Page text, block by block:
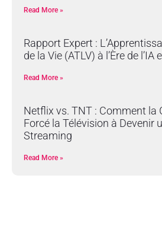
Read More »
Rapport Expert :
de la Vie (ATLV) à l’Ère de
Read More »
Netflix vs. TNT : Comment la
Forcé la Télévision à Devenir
Streaming
Read More »